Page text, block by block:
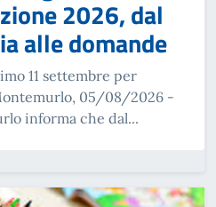
2026, dal
alle domande
11 settembre per
05/08/2026 -
informa che dal...